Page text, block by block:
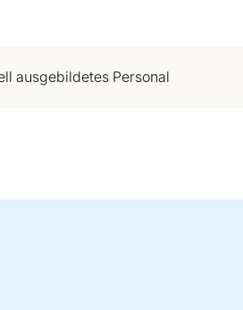
ausgebildetes Personal